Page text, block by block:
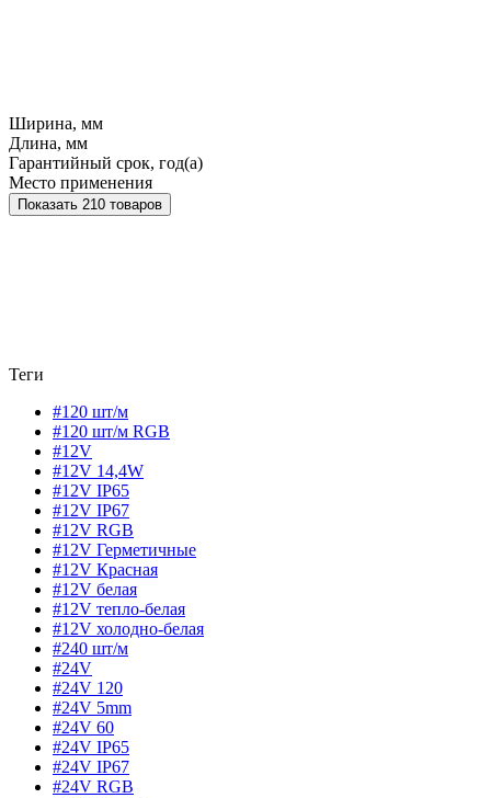
Ширина, мм
Длина, мм
Гарантийный срок, год(а)
Место применения
Показать 210 товаров
Теги
#120 шт/м
#120 шт/м RGB
#12V
#12V 14,4W
#12V IP65
#12V IP67
#12V RGB
#12V Герметичные
#12V Красная
#12V белая
#12V тепло-белая
#12V холодно-белая
#240 шт/м
#24V
#24V 120
#24V 5mm
#24V 60
#24V IP65
#24V IP67
#24V RGB